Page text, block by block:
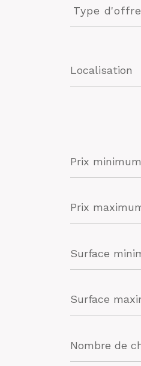
d'offre
Type d'offre
minimum
maximum
minimum
maximum
de
chambres
minimum